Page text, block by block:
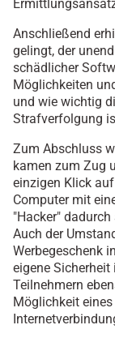
Anschließend
gelingt, der
schädlicher
Möglichkeiten
und wie wichtig
Strafverfolgung
Zum Abschluss
kamen zum Zug
einzigen Klick
Computer mit
"Hacker"
Auch der
Werbegeschenk
eigene
Teilnehmern
Möglichkeit